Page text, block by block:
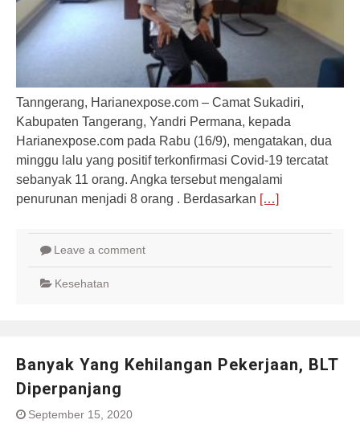
Tanngerang, Harianexpose.com – Camat Sukadiri,
Kabupaten Tangerang, Yandri Permana, kepada
Harianexpose.com pada Rabu (16/9), mengatakan, dua
minggu lalu yang positif terkonfirmasi Covid-19 tercatat
sebanyak 11 orang. Angka tersebut mengalami
penurunan menjadi 8 orang . Berdasarkan […]
Leave a comment
Kesehatan
Banyak Yang Kehilangan Pekerjaan, BLT
Diperpanjang
September 15, 2020